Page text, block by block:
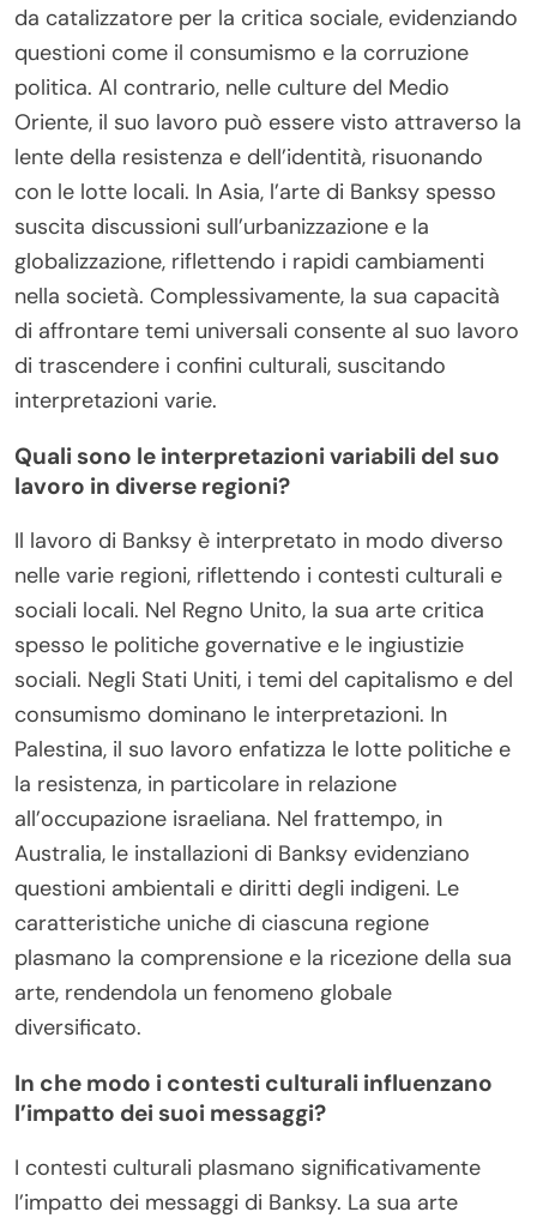
da catalizzatore per la critica sociale, evidenziando
questioni come il consumismo e la corruzione
politica. Al contrario, nelle culture del Medio
Oriente, il suo lavoro può essere visto attraverso la
lente della resistenza e dell’identità, risuonando
con le lotte locali. In Asia, l’arte di Banksy spesso
suscita discussioni sull’urbanizzazione e la
globalizzazione, riflettendo i rapidi cambiamenti
nella società. Complessivamente, la sua capacità
di affrontare temi universali consente al suo lavoro
di trascendere i confini culturali, suscitando
interpretazioni varie.
Quali sono le interpretazioni variabili del suo
lavoro in diverse regioni?
Il lavoro di Banksy è interpretato in modo diverso
nelle varie regioni, riflettendo i contesti culturali e
sociali locali. Nel Regno Unito, la sua arte critica
spesso le politiche governative e le ingiustizie
sociali. Negli Stati Uniti, i temi del capitalismo e del
consumismo dominano le interpretazioni. In
Palestina, il suo lavoro enfatizza le lotte politiche e
la resistenza, in particolare in relazione
all’occupazione israeliana. Nel frattempo, in
Australia, le installazioni di Banksy evidenziano
questioni ambientali e diritti degli indigeni. Le
caratteristiche uniche di ciascuna regione
plasmano la comprensione e la ricezione della sua
arte, rendendola un fenomeno globale
diversificato.
In che modo i contesti culturali influenzano
l’impatto dei suoi messaggi?
I contesti culturali plasmano significativamente
l’impatto dei messaggi di Banksy. La sua arte